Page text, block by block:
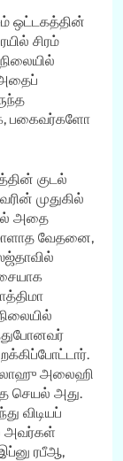
ஒட்டகத்தின்
சிரம்
பகைவர்களோ
குடல்
முதுகில்
அதை
மாளாத வேதனை,
அலைஹி
செயல் அது.
விடியப்
அவர்கள்
இப்னு ரபீஆ,